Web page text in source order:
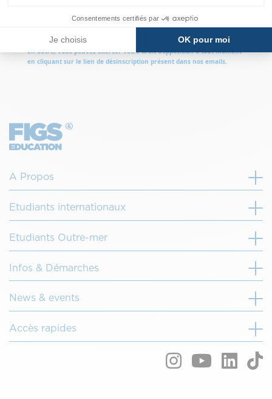
Consentements certifiés par
Je choisis OK pour moi
d’information sur le traitement de vos données, veuillez consulter notre
En outre, vous pouvez exercer votre droit d’opposition à tout moment
en cliquant sur le lien de désinscription présent dans nos emails.
A Propos
Etudiants internationaux
Etudiants Outre-mer
Infos & Démarches
News & events
Accès rapides